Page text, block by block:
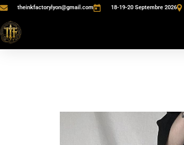
theinkfactorylyon@gmail.com 18-19-20 Septembre 2026